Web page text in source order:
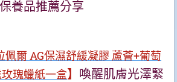
保養品推薦分享
爾 AG保濕舒緩凝膠 蘆薈+葡萄
瑰蠟紙一盒】 喚醒肌膚光澤緊